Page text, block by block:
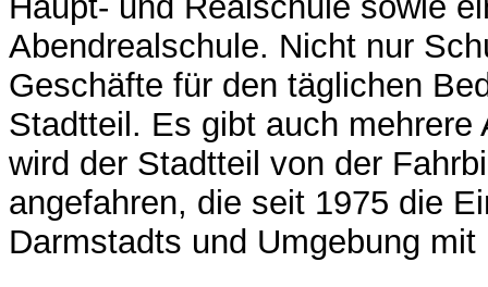
Abendrealschule. Nicht nur
Geschäfte für den täglichen
Stadtteil. Es gibt auch mehrere
wird der Stadtteil von der
angefahren, die seit 1975 die
Darmstadts und Umgebung